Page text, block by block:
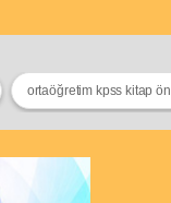
ortaöğretim kpss kitap